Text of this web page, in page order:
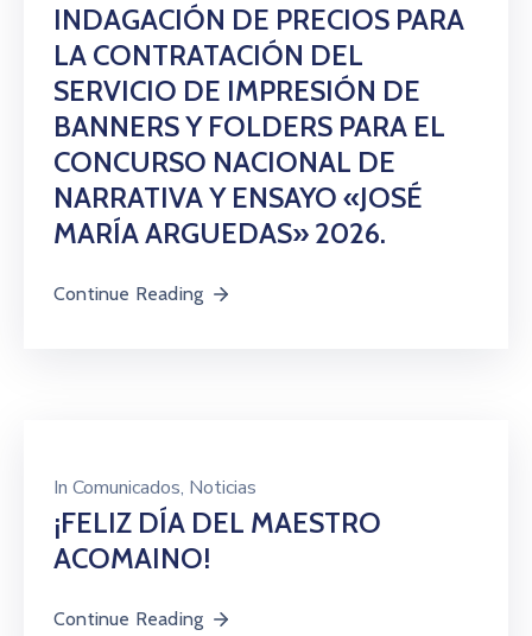
INDAGACIÓN DE PRECIOS PARA
LA CONTRATACIÓN DEL
SERVICIO DE IMPRESIÓN DE
BANNERS Y FOLDERS PARA EL
CONCURSO NACIONAL DE
NARRATIVA Y ENSAYO «JOSÉ
MARÍA ARGUEDAS» 2026.
Continue Reading
In Comunicados‚ Noticias
¡FELIZ DÍA DEL MAESTRO
ACOMAINO!
Continue Reading